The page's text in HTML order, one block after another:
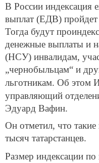
В России индексация
выплат (ЕДВ) пройдет
Тогда будут
денежные выплаты и
(НСУ) инвалидам,
„чернобыльцам“ и
льготникам. Об этом
управляющий
Эдуард Вафин.
Он отметил, что
тысяч татарстанцев.
Размер индексации по